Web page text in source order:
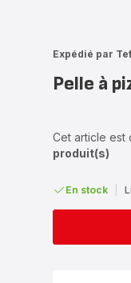
Expédié par
Pelle à
Cet article est
produit(s)
En stock